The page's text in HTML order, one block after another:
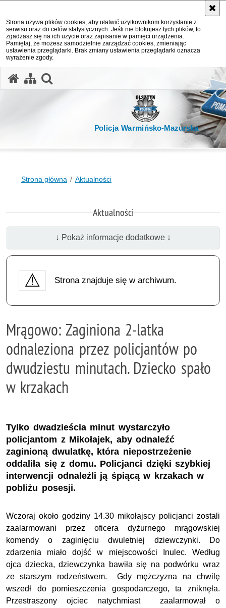
Strona używa plików cookies, aby ułatwić użytkownikom korzystanie z
serwisu oraz do celów statystycznych. Jeśli nie blokujesz tych plików, to
zgadzasz się na ich użycie oraz zapisanie w pamięci urządzenia.
Pamiętaj, że możesz samodzielnie zarządzać cookies, zmieniając
ustawienia przeglądarki. Brak zmiany ustawienia przeglądarki oznacza
wyrażenie zgody.
Policja Warmińsko-Mazurska
Strona główna Aktualności
Aktualności
↓ Pokaż informacje dodatkowe ↓
Strona znajduje się w archiwum.
Mrągowo: Zaginiona 2-latka
odnaleziona przez policjantów po
dwudziestu minutach. Dziecko spało
w krzakach
Tylko dwadzieścia minut wystarczyło
policjantom z Mikołajek, aby odnaleźć
zaginioną dwulatkę, która niepostrzeżenie
oddaliła się z domu. Policjanci dzięki szybkiej
interwencji odnaleźli ją śpiącą w krzakach w
pobliżu posesji.
Wczoraj około godziny 14.30 mikołajscy policjanci zostali
zaalarmowani przez oficera dyżurnego mrągowskiej
komendy o zaginięciu dwuletniej dziewczynki. Do
zdarzenia miało dojść w miejscowości Inulec. Według
ojca dziecka, dziewczynka bawiła się na podwórku wraz
ze starszym rodzeństwem. Gdy mężczyzna na chwilę
wszedł do pomieszczenia gospodarczego, ta zniknęła.
Przestraszony ojciec natychmiast zaalarmował o